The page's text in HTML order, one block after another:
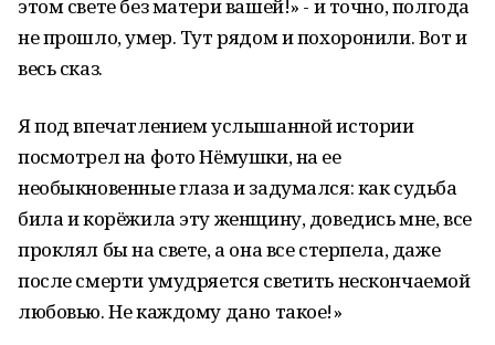
этом свете без матери вашей!» - и точно, полгода
не прошло, умер. Тут рядом и похоронили. Вот и
весь сказ.
Я под впечатлением услышанной истории
посмотрел на фото Нёмушки, на ее
необыкновенные глаза и задумался: как судьба
била и корёжила эту женщину, доведись мне, все
проклял бы на свете, а она все стерпела, даже
после смерти умудряется светить нескончаемой
любовью. Не каждому дано такое!»